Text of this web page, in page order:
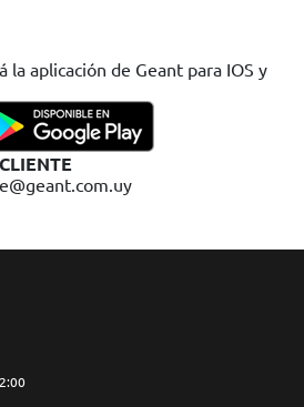
la aplicación de Geant para IOS y